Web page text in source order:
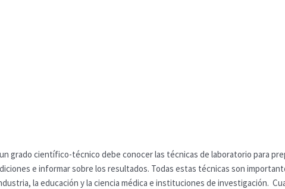
grado científico-técnico debe conocer las técnicas de laboratorio para
e informar sobre los resultados. Todas estas técnicas son
la educación y la ciencia médica e instituciones de investigación.